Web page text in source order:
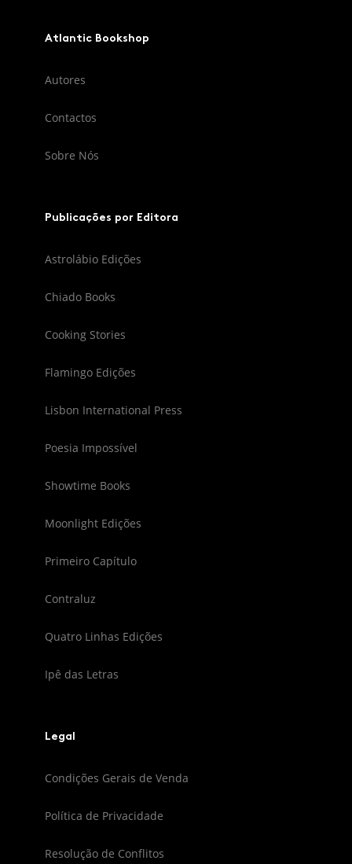
Atlantic Bookshop
Autores
Contactos
Sobre Nós
Publicações por Editora
Astrolábio Edições
Chiado Books
Cooking Stories
Flamingo Edições
Lisbon International Press
Poesia Impossível
Showtime Books
Moonlight Edições
Primeiro Capítulo
Contraluz
Quatro Linhas Edições
Ipê das Letras
Legal
Condições Gerais de Venda
Política de Privacidade
Resolução de Conflitos